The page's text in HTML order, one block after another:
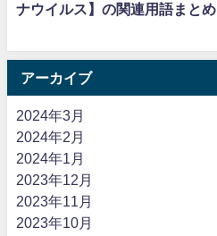
ナウイルス】の関連用語まとめ
アーカイブ
2024年3月
2024年2月
2024年1月
2023年12月
2023年11月
2023年10月